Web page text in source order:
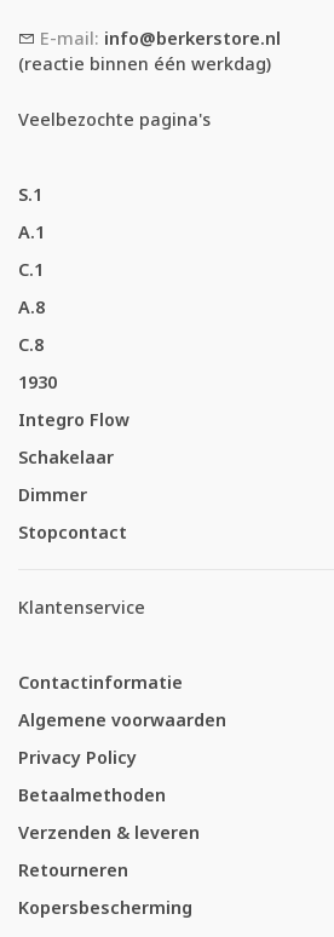
E-mail: info@berkerstore.nl
(reactie binnen één werkdag)
Veelbezochte pagina's
S.1
A.1
C.1
A.8
C.8
1930
Integro Flow
Schakelaar
Dimmer
Stopcontact
Klantenservice
Contactinformatie
Algemene voorwaarden
Privacy Policy
Betaalmethoden
Verzenden & leveren
Retourneren
Kopersbescherming